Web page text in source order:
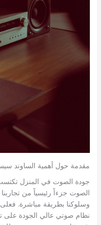
مقدمة حول أهمية الساوند
جودة الصوت في المنزل تكتسب
الصوت جزءاً رئيسياً من
وسلوكنا بطريقة مباشرة. فعلى
نظام صوتي عالي الجودة على